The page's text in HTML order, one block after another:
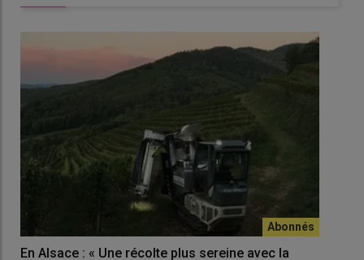
En Alsace : « Une récolte plus sereine avec la